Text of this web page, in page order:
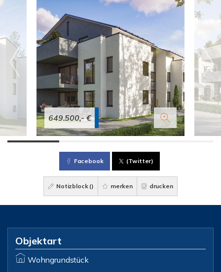
649.500,- €
Facebook (Twitter)
Notizblock () merken drucken
Objektart
Wohngrundstück